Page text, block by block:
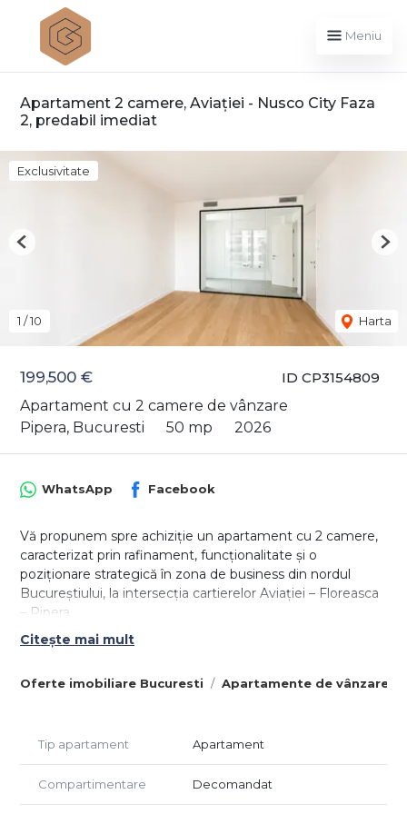
Meniu
Apartament 2 camere, Aviației - Nusco City Faza
2, predabil imediat
ID CP3154809
199,500 €
Apartament cu 2 camere de vânzare
Pipera, Bucuresti
50 mp 2026
Exclusivitate
1 /10 Harta
Previous
Oferte imobiliare Bucuresti Apartamente de vânzare
WhatsApp Facebook
Vă propunem spre achiziție un apartament cu 2 camere,
caracterizat prin rafinament, funcționalitate și o
poziționare strategică în zona de business din nordul
Bucureștiului, la intersecția cartierelor Aviației – Floreasca
– Pipera
Proprietatea este situată în cadrul ansamblului Nusco City
disponibilitate de predare imediată.
- 50 mp utili
- plus balcon de 5 mp
- decomandat
Citește mai mult
Tip apartament Apartament
Compartimentare Decomandat